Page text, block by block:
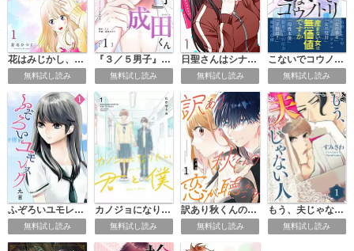
花はみじかし、恋せよオトメ。
無料試し読み
『３／５男子』成田くん ～ちょうどいい男の、ちょうどよくない恋愛事情 ～
無料試し読み
日聖さんはシナリオ通りにいかない
無料試し読み
こないでコウノトリ
無料試し読み
ふぞろいユモレスク
無料試し読み
カノジョになりたい君と僕
無料試し読み
訳あり秋くんの恋が聴こえる
無料試し読み
もう、夫じゃない人
無料試し読み